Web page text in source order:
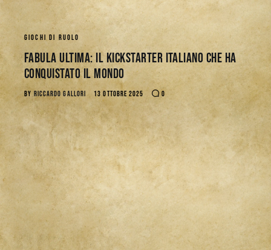
GIOCHI DI RUOLO
Fabula Ultima: il Kickstarter italiano che ha
conquistato il mondo
BY RICCARDO GALLORI 13 OTTOBRE 2025 0